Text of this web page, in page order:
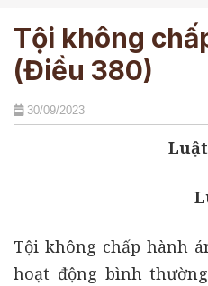
Tội không
(Điều 380)
30/09/2023
Tội không chấp hành
hoạt động bình